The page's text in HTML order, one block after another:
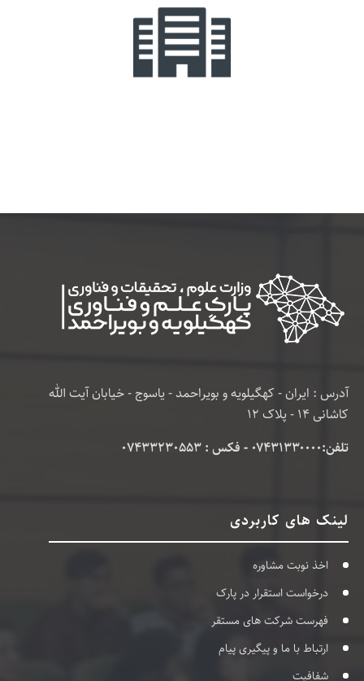
آدرس : ایران - کهگیلویه و بویراحمد - یاسوج - خیابان آیت الله
کاشانی 14 - پلاک 12
تلفن:۰۷۴۳۱۳۳۰۰۰۰ - فکس : 07433230553
لینک های کاربردی
اخذ نوبت مشاوره
درخواست استقرار در پارک
فهرست شرکت های مستقر
ارتباط با ما و پیگیری پیام
شفافیت